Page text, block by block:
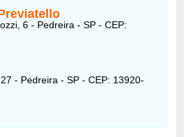
6 - Pedreira - SP - CEP:
- Pedreira - SP - CEP: 13920-